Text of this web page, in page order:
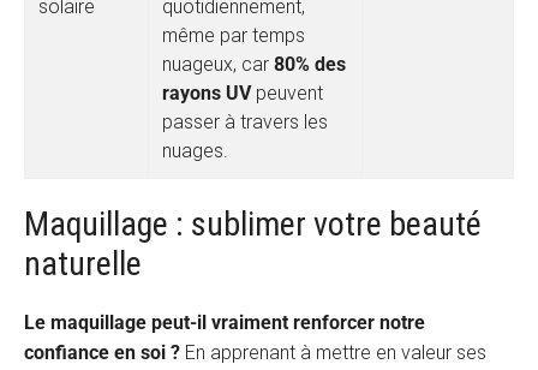
solaire
quotidiennement,
même par temps
nuageux, car 80% des
rayons UVpeuvent
passer à travers les
nuages.
Maquillage : sublimer votre beauté
naturelle
Le maquillage peut-il vraiment renforcer notre
confiance en soi ? En apprenant à mettre en valeur ses